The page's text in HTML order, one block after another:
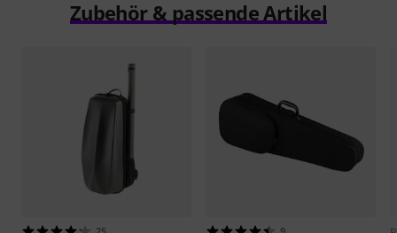
Zubehör & passende Artikel